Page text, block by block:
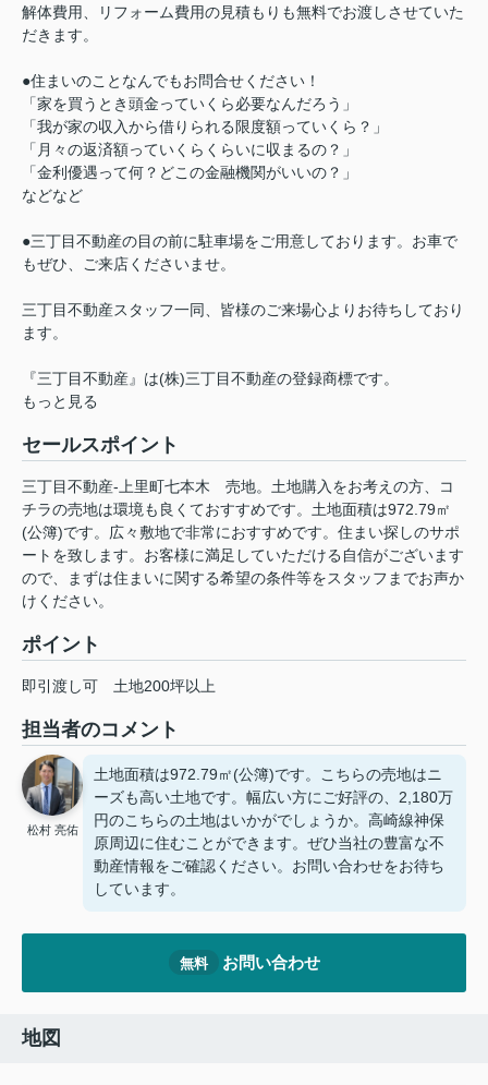
解体費用、リフォーム費用の見積もりも無料でお渡しさせていた
だきます。
●住まいのことなんでもお問合せください！
「家を買うとき頭金っていくら必要なんだろう」
「我が家の収入から借りられる限度額っていくら？」
「月々の返済額っていくらくらいに収まるの？」
「金利優遇って何？どこの金融機関がいいの？」
などなど
●三丁目不動産の目の前に駐車場をご用意しております。お車で
もぜひ、ご来店くださいませ。
三丁目不動産スタッフ一同、皆様のご来場心よりお待ちしており
ます。
『三丁目不動産』は(株)三丁目不動産の登録商標です。
もっと見る
セールスポイント
三丁目不動産-上里町七本木 売地。土地購入をお考えの方、コ
チラの売地は環境も良くておすすめです。土地面積は972.79㎡
(公簿)です。広々敷地で非常におすすめです。住まい探しのサポ
ートを致します。お客様に満足していただける自信がございます
ので、まずは住まいに関する希望の条件等をスタッフまでお声か
けください。
ポイント
即引渡し可 土地200坪以上
担当者のコメント
松村 亮佑
土地面積は972.79㎡(公簿)です。こちらの売地はニ
ーズも高い土地です。幅広い方にご好評の、2,180万
円のこちらの土地はいかがでしょうか。高崎線神保
原周辺に住むことができます。ぜひ当社の豊富な不
動産情報をご確認ください。お問い合わせをお待ち
しています。
無料 お問い合わせ
地図